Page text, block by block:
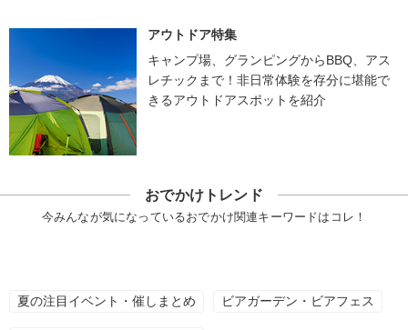
アウトドア特集
キャンプ場、グランピングからBBQ、アス
レチックまで！非日常体験を存分に堪能で
きるアウトドアスポットを紹介
おでかけトレンド
今みんなが気になっているおでかけ関連キーワードはコレ！
夏の注目イベント・催しまとめ ビアガーデン・ビアフェス